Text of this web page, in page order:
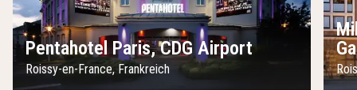
Pentahotel Paris, CDG Airport
Roissy-en-France, Frankreich